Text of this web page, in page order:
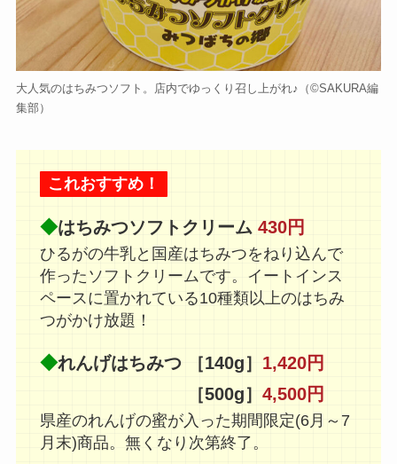
大人気のはちみつソフト。店内でゆっくり召し上がれ♪（©️SAKURA編
集部）
これおすすめ！
◆はちみつソフトクリーム 430円
ひるがの牛乳と国産はちみつをねり込んで
作ったソフトクリームです。イートインス
ペースに置かれている10種類以上のはちみ
つがかけ放題！
◆れんげはちみつ ［140g］ 1,420円
［500g］ 4,500円
県産のれんげの蜜が入った期間限定(6月～7
月末)商品。無くなり次第終了。